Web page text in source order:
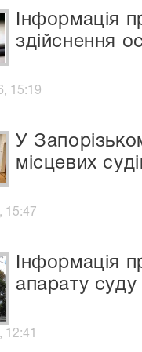
Інформація
здійснення
15:19
У
місцевих
15:47
Інформація
апарату суду
12:41